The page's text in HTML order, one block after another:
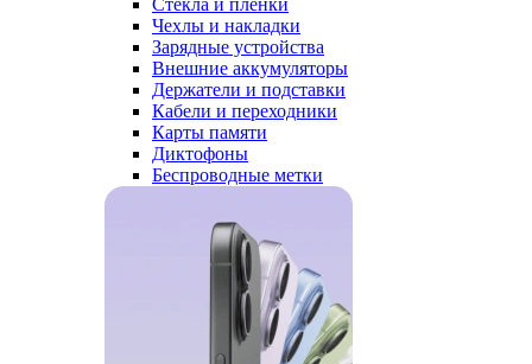
Стёкла и плёнки
Чехлы и накладки
Зарядные устройства
Внешние аккумуляторы
Держатели и подставки
Кабели и переходники
Карты памяти
Диктофоны
Беспроводные метки